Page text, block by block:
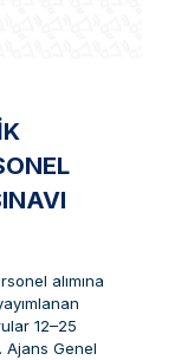
alımına
12–25
Ajans Genel